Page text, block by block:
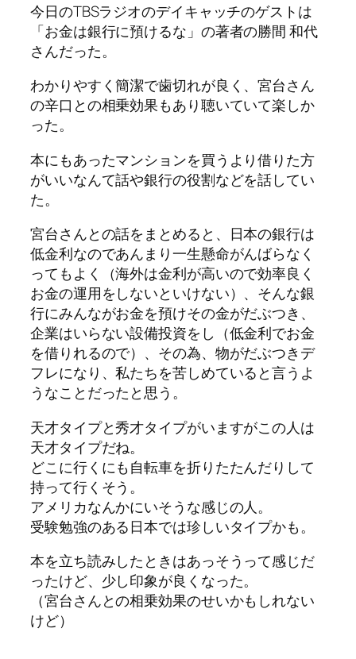
今日のTBSラジオのデイキャッチのゲストは
「お金は銀行に預けるな」の著者の勝間 和代
さんだった。
わかりやすく簡潔で歯切れが良く、宮台さん
の辛口との相乗効果もあり聴いていて楽しか
った。
本にもあったマンションを買うより借りた方
がいいなんて話や銀行の役割などを話してい
た。
宮台さんとの話をまとめると、日本の銀行は
低金利なのであんまり一生懸命がんばらなく
ってもよく（海外は金利が高いので効率良く
お金の運用をしないといけない）、そんな銀
行にみんながお金を預けその金がだぶつき、
企業はいらない設備投資をし（低金利でお金
を借りれるので）、その為、物がだぶつきデ
フレになり、私たちを苦しめていると言うよ
うなことだったと思う。
天才タイプと秀才タイプがいますがこの人は
天才タイプだね。
どこに行くにも自転車を折りたたんだりして
持って行くそう。
アメリカなんかにいそうな感じの人。
受験勉強のある日本では珍しいタイプかも。
本を立ち読みしたときはあっそうって感じだ
ったけど、少し印象が良くなった。
（宮台さんとの相乗効果のせいかもしれない
けど）